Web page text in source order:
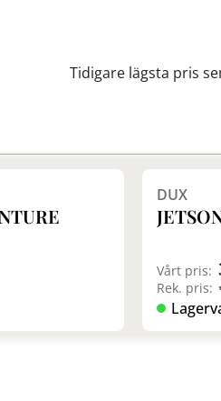
Tidigare lägsta pris
i fler val (2)
DUX
Vårt pris:
Rek. pris: